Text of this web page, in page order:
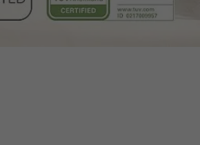
in der Nähe bist, oder koppele
mit der Samsung One